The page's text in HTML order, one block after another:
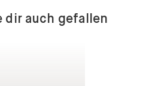
dir auch gefallen